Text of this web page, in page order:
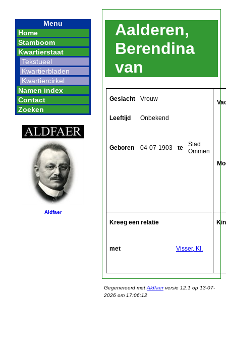
Menu
Home
Stamboom
Kwartierstaat
Tekstueel
Kwartierbladen
Kwartiercirkel
Namen index
Contact
Zoeken
Aldfaer
Aalderen,
Berendina
van
Geslacht Vrouw
Leeftijd Onbekend
Geboren 04-07-1903 te
Stad
Ommen
Kreeg een relatie
met Visser, Kl.
Gegenereerd met Aldfaerversie 12.1 op 13-07-
2026 om 17:06:12